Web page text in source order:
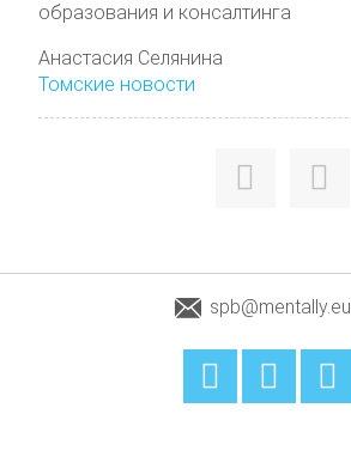
образования и консалтинга
Анастасия Селянина
Томские новости
spb@mentally.eu